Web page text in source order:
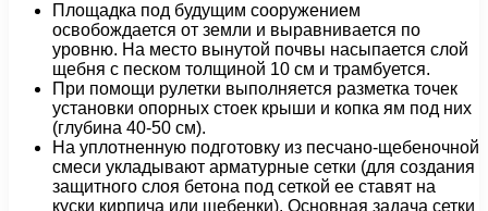
Площадка под будущим сооружением
освобождается от земли и выравнивается по
уровню. На место вынутой почвы насыпается слой
щебня с песком толщиной 10 см и трамбуется.
При помощи рулетки выполняется разметка точек
установки опорных стоек крыши и копка ям под них
(глубина 40-50 см).
На уплотненную подготовку из песчано-щебеночной
смеси укладывают арматурные сетки (для создания
защитного слоя бетона под сеткой ее ставят на
куски кирпича или щебенки). Основная задача сетки